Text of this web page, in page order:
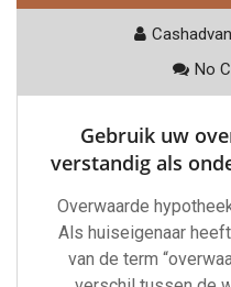
No
Gebruik uw
verstandig als
Overwaarde
Als huiseigenaar
van de term